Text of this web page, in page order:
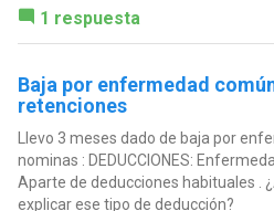
1 respuesta
Baja por enfermedad
retenciones
Llevo 3 meses dado de baja por
nominas : DEDUCCIONES:
Aparte de deducciones habituales .
explicar ese tipo de deducción?